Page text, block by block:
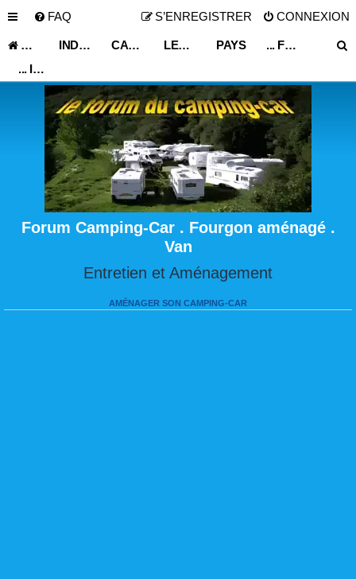
FAQ CONNEXION
S’ENREGISTRER
ACCUEIL INDEX DU FORUM CARNET DE VOYAGE LES ASTUCES ET CONSEILS DE VOYAGE PAYS
... FRANCE ...
... ILE DE FRANCE ...
Forum Camping-Car . Fourgon aménagé .
Van
Entretien et Aménagement
AMÉNAGER SON CAMPING-CAR